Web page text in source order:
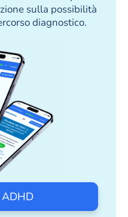
sulla possibilità
diagnostico.